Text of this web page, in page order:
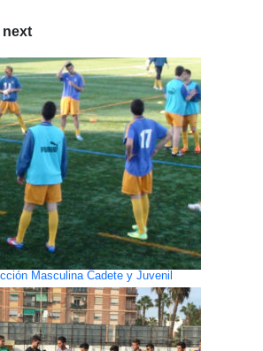
next
Masculina Cadete y Juvenil